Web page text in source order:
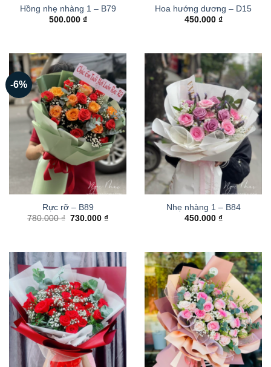
Hồng nhẹ nhàng 1 – B79
500.000 ₫
Hoa hướng dương – D15
450.000 ₫
-6%
Rực rỡ – B89
780.000₫ Giá
730.000₫Giá
Nhẹ nhàng 1 – B84
450.000 ₫